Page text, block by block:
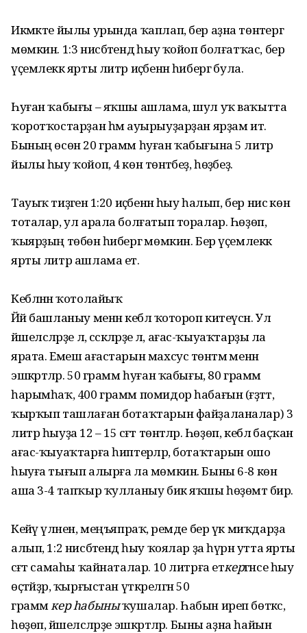
Икмәкте йылы урында ҡаплап, бер аҙна төнәтергә
мөмкин. 1:3 нисбәтендә һыу ҡойоп болғатҡас, бер
үҫемлеккә ярты литр иҫәбенән һибергә була.
Һуған ҡабығы – яҡшы ашлама, шул уҡ ваҡытта
ҡоротҡостарҙан һәм ауырыуҙарҙан ярҙам итә.
Бының өсөн 20 грамм һуған ҡабығына 5 литр
йылы һыу ҡойоп, 4 көн төнәтәбеҙ, һөҙәбеҙ.
Тауыҡ тиҙәгенә 1:20 иҫәбенән һыу һалып, бер нисә көн
тоталар, ул арала болғатып торалар. Һөҙөп,
ҡыярҙың төбөнә һибергә мөмкин. Бер үҫемлеккә
ярты литр ашлама етә.
Кебләнән ҡотолайыҡ
Йәй башланыу менән кеблә ҡотороп китеүсән. Ул
йәшелсәләрҙе лә, сәскәләрҙе лә, ағас-ҡыуаҡтарҙы ла
ярата. Емеш ағастарын махсус төнәтмә менән
эшкәртәләр. 50 грамм һуған ҡабығы, 80 грамм
һарымһаҡ, 400 грамм помидор һабағын (ғәҙәттә,
ҡырҡып ташлаған ботаҡтарын файҙаланалар) 3
литр һыуҙа 12 – 15 сәғәт төнәтәләр. Һөҙөп, кеблә баҫҡан
ағас-ҡыуаҡтарға һиптерәләр, ботаҡтарын ошо
һыуға тығып алырға ла мөмкин. Быны 6-8 көн
аша 3-4 тапҡыр ҡулланыу бик яҡшы һөҙөмтә бирә.
Кейәү үләнен, меңъяпраҡ, әремде бер үк миҡдарҙа
алып, 1:2 нисбәтендә һыу ҡоялар ҙа һүрән утта ярты
сәғәт самаһы ҡайнаталар. 10 литрға еткергәнсе һыу
өҫтәйҙәр, ҡырғыстан үткәрелгән 50
граммкерһабыныҡушалар. Һабын иреп бөткәс,
һөҙөп, йәшелсәләрҙе эшкәртәләр. Быны аҙна һайын